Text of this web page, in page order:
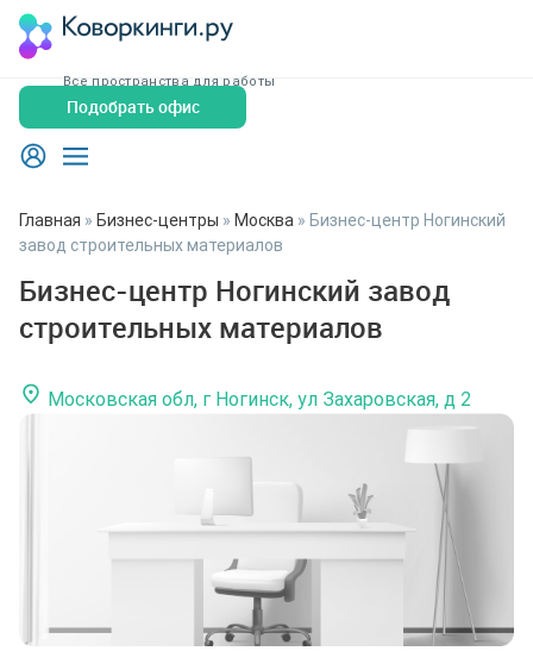
Все пространства для работы
Подобрать офис
Главная » Бизнес-центры » Москва » Бизнес-центр Ногинский
завод строительных материалов
Бизнес-центр Ногинский завод
строительных материалов
Московская обл, г Ногинск, ул Захаровская, д 2